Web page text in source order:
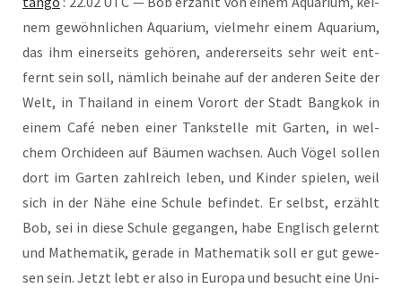
nem gewöhn­li­chen Aqua­ri­um, viel­mehr einem Aqua­ri­um,
das ihm einer­seits gehö­ren, ande­rer­seits sehr weit ent­
fernt sein soll, näm­lich bei­na­he auf der ande­ren Sei­te der
Welt, in Thai­land in einem Vor­ort der Stadt Bang­kok in
einem Café neben einer Tank­stel­le mit Gar­ten, in wel­
chem Orchi­deen auf Bäu­men wach­sen. Auch Vögel sol­len
dort im Gar­ten zahl­reich leben, und Kin­der spie­len, weil
sich in der Nähe eine Schu­le befin­det. Er selbst, erzählt
Bob, sei in die­se Schu­le gegan­gen, habe Eng­lisch gelernt
und Mathe­ma­tik, gera­de in Mathe­ma­tik soll er gut gewe­
sen sein. Jetzt lebt er also in Euro­pa und besucht eine Uni­